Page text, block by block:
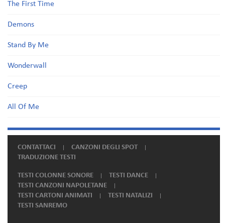
The First Time
Demons
Stand By Me
Wonderwall
Creep
All Of Me
CONTATTACI
CANZONI DEGLI SPOT
TRADUZIONE TESTI
TESTI COLONNE SONORE
TESTI DANCE
TESTI CANZONI NAPOLETANE
TESTI CARTONI ANIMATI
TESTI NATALIZI
TESTI SANREMO